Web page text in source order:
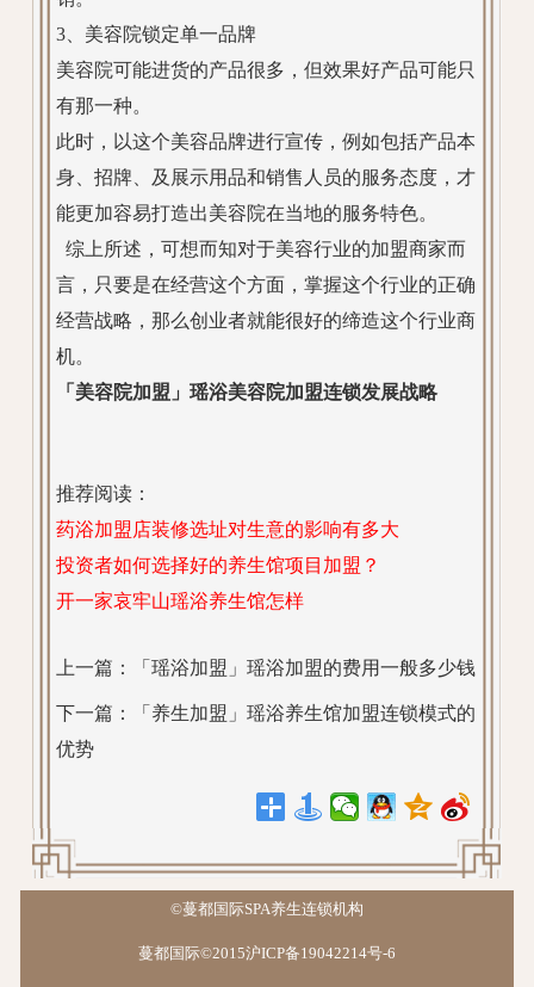
3、美容院锁定单一品牌
美容院可能进货的产品很多，但效果好产品可能只
有那一种。
此时，以这个美容品牌进行宣传，例如包括产品本
身、招牌、及展示用品和销售人员的服务态度，才
能更加容易打造出美容院在当地的服务特色。
综上所述，可想而知对于美容行业的加盟商家而
言，只要是在经营这个方面，掌握这个行业的正确
经营战略，那么创业者就能很好的缔造这个行业商
机。
「美容院加盟」瑶浴美容院加盟连锁发展战略
推荐阅读：
药浴加盟店装修选址对生意的影响有多大
投资者如何选择好的养生馆项目加盟？
开一家哀牢山瑶浴养生馆怎样
上一篇： 「瑶浴加盟」瑶浴加盟的费用一般多少钱
下一篇：
「养生加盟」瑶浴养生馆加盟连锁模式的
优势
©蔓都国际SPA养生连锁机构
蔓都国际©2015沪ICP备19042214号-6